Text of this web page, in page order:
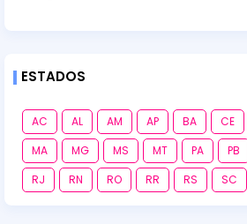
ESTADOS
AC AL AM AP BA CE
MA
MG MS MT PA PB
RJ
RN RO RR RS SC